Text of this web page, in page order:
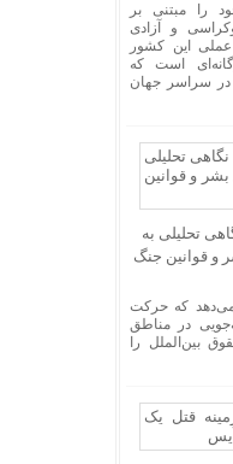
را مبتنی بر
و آزادی
این کشور
است که
در سراسر جهان
تحلیلی به
و قوانین جنگ
می‌دهد که حرکت
در مناطق
بین‌الملل را